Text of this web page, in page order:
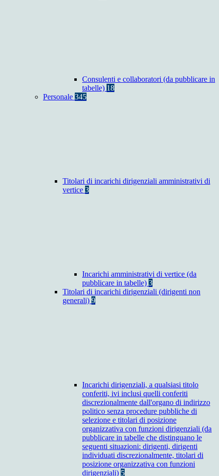
Consulenti e collaboratori (da pubblicare in
tabelle) 18
Personale 345
Titolari di incarichi dirigenziali amministrativi di
vertice 3
Incarichi amministrativi di vertice (da
pubblicare in tabelle) 3
Titolari di incarichi dirigenziali (dirigenti non
generali) 9
Incarichi dirigenziali, a qualsiasi titolo
conferiti, ivi inclusi quelli conferiti
discrezionalmente dall'organo di indirizzo
politico senza procedure pubbliche di
selezione e titolari di posizione
organizzativa con funzioni dirigenziali (da
pubblicare in tabelle che distinguano le
seguenti situazioni: dirigenti, dirigenti
individuati discrezionalmente, titolari di
posizione organizzativa con funzioni
dirigenziali) 5